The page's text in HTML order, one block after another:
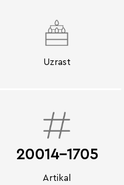
Uzrast
20014-1705
Artikal